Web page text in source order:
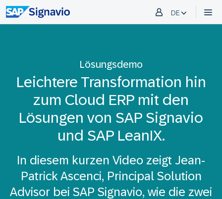
DE
Lösungsdemo
Leichtere Transformation hin
zum Cloud ERP mit den
Lösungen von SAP Signavio
und SAP LeanIX.
In diesem kurzen Video zeigt Jean-
Patrick Ascenci, Principal Solution
Advisor bei SAP Signavio, wie die zwei